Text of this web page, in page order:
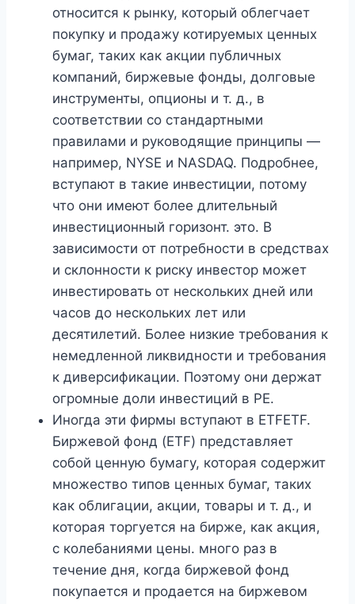
относится к рынку, который облегчает
покупку и продажу котируемых ценных
бумаг, таких как акции публичных
компаний, биржевые фонды, долговые
инструменты, опционы и т. д., в
соответствии со стандартными
правилами и руководящие принципы —
например, NYSE и NASDAQ. Подробнее,
вступают в такие инвестиции, потому
что они имеют более длительный
инвестиционный горизонт. это. В
зависимости от потребности в средствах
и склонности к риску инвестор может
инвестировать от нескольких дней или
часов до нескольких лет или
десятилетий. Более низкие требования к
немедленной ликвидности и требования
к диверсификации. Поэтому они держат
огромные доли инвестиций в PE.
Иногда эти фирмы вступают в ETFETF.
Биржевой фонд (ETF) представляет
собой ценную бумагу, которая содержит
множество типов ценных бумаг, таких
как облигации, акции, товары и т. д., и
которая торгуется на бирже, как акция,
с колебаниями цены. много раз в
течение дня, когда биржевой фонд
покупается и продается на биржевом